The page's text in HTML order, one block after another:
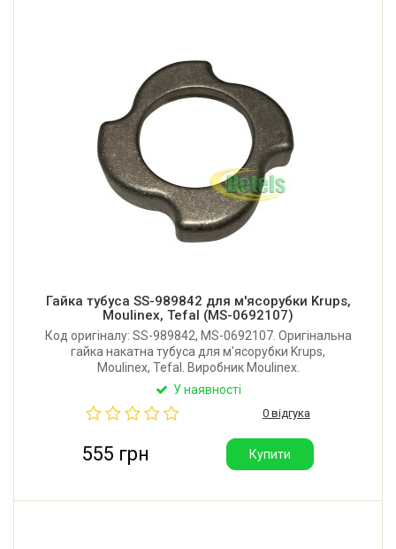
Гайка тубуса SS-989842 для м'ясорубки Krups,
Moulinex, Tefal (MS-0692107)
Код оригіналу: SS-989842, MS-0692107. Оригінальна
гайка накатна тубуса для м'ясорубки Krups,
Moulinex, Tefal. Виробник Moulinex.
У наявності
0 відгука
555 грн Купити